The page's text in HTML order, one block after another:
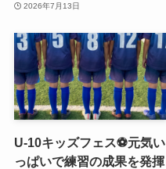
2026年7月13日
U-10キッズフェス⚽️元気い
っぱいで練習の成果を発揮